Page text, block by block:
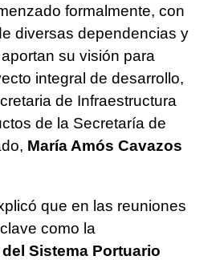
formalmente, con
diversas dependencias y
su visión para
integral de desarrollo,
de Infraestructura
de la Secretaría de
María Amós Cavazos
que en las reuniones
como la
Sistema Portuario